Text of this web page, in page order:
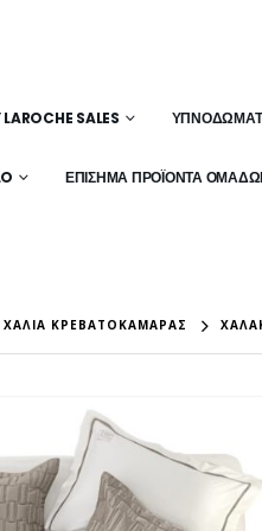
LAROCHE SALES
ΕΠΊΣΗΜΑ ΠΡΟΪΌΝΤΑ
ΧΑΛΊΑ ΚΡΕΒΑΤΟΚΆΜΑΡΑΣ